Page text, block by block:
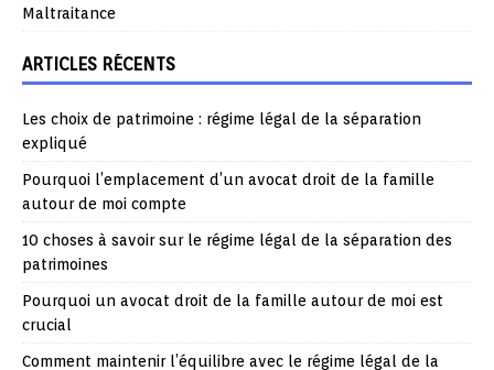
Maltraitance
ARTICLES RÉCENTS
Les choix de patrimoine : régime légal de la séparation
expliqué
Pourquoi l’emplacement d’un avocat droit de la famille
autour de moi compte
10 choses à savoir sur le régime légal de la séparation des
patrimoines
Pourquoi un avocat droit de la famille autour de moi est
crucial
Comment maintenir l’équilibre avec le régime légal de la